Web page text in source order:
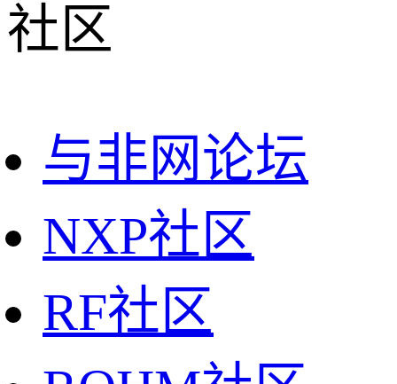
社区
与非网论坛
NXP社区
RF社区